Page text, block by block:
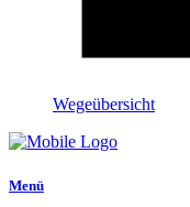
Wegeübersicht
Menü